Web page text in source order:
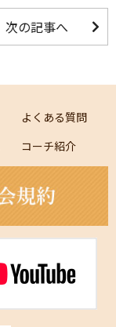
次の記事へ
よくある質問
コーチ紹介